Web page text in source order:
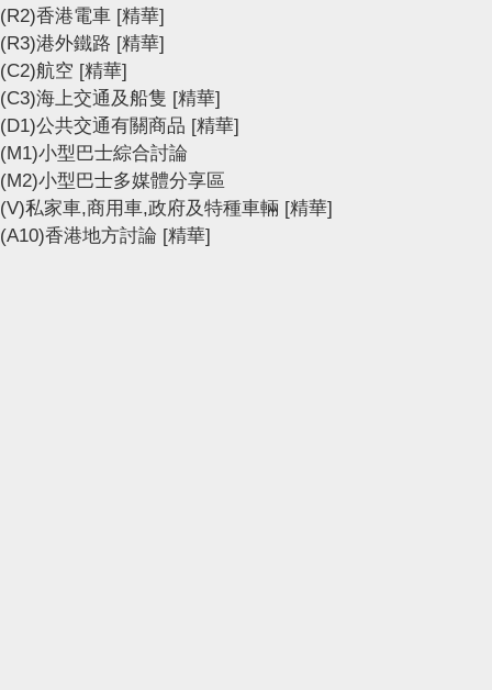
(R2)香港電車 [精華]
(R3)港外鐵路 [精華]
(C2)航空 [精華]
(C3)海上交通及船隻 [精華]
(D1)公共交通有關商品 [精華]
(M1)小型巴士綜合討論
(M2)小型巴士多媒體分享區
(V)私家車,商用車,政府及特種車輛 [精華]
(A10)香港地方討論 [精華]